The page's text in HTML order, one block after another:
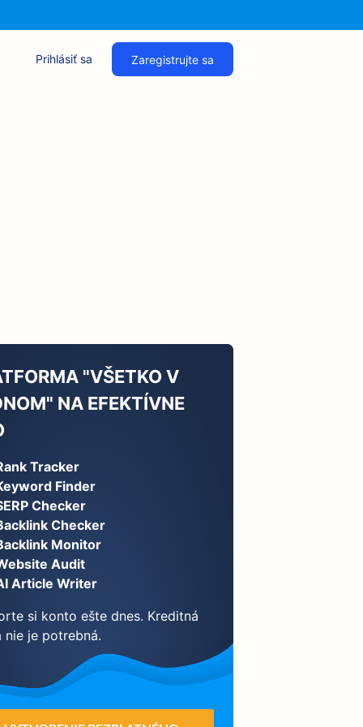
Prihlásiť sa Zaregistrujte sa
"VŠETKO V
NA EFEKTÍVNE
Tracker
Finder
Checker
Checker
Monitor
Audit
Article Writer
si konto ešte dnes. Kreditná
nie je potrebná.